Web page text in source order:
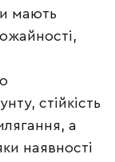
мають
стійкість
а
наявності